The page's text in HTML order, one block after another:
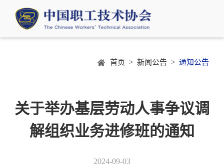
首页 > 新闻公告 > 通知公告
关于举办基层劳动人事争议调
解组织业务进修班的通知
2024-09-03